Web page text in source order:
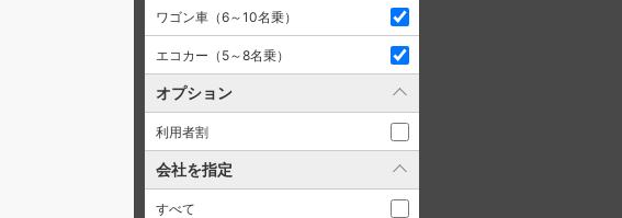
ワゴン車（6～10名乗）
エコカー（5～8名乗）
オプション
利用者割
会社を指定
すべて